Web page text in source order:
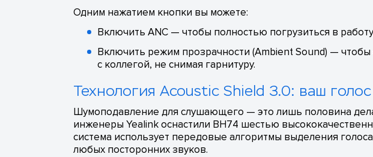
Одним нажатием кнопки вы можете:
Включить ANC — чтобы полностью погрузиться в
Включить режим прозрачности (Ambient Sound) —
с коллегой, не снимая гарнитуру.
Технология Acoustic Shield 3.0: ваш
Шумоподавление для слушающего — это лишь половина
инженеры Yealink оснастили BH74 шестью
система использует передовые алгоритмы выделения
любых посторонних звуков.